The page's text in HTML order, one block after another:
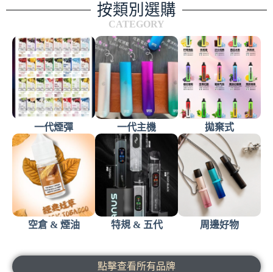
按類別選購
CATEGORY
一代煙彈 一代主機 拋棄式
空倉 & 煙油 特規 & 五代 周邊好物
點擊查看所有品牌